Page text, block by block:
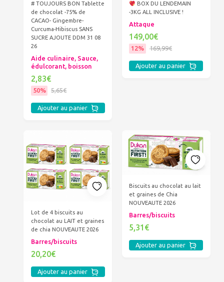
# TOUJOURS BON Tablette
de chocolat -75% de
CACAO- Gingembre-
Curcuma-Hibiscus SANS
SUCRE AJOUTE DDM 31 08
26
Aide culinaire, Sauce,
édulcorant, boisson
2,83€
50% 5,65€
Ajouter au panier
BOX DU LENDEMAIN
-3KG ALL INCLUSIVE !
Attaque
149,00€
12% 169,99€
Ajouter au panier
Lot de 4 biscuits au
chocolat au LAIT et graines
de chia NOUVEAUTE 2026
Barres/biscuits
20,20€
Ajouter au panier
Biscuits au chocolat au lait
et graines de Chia
NOUVEAUTE 2026
Barres/biscuits
5,31€
Ajouter au panier